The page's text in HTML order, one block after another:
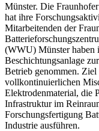
Münster. Die
hat ihre
Mitarbeitenden der
(WWU) Münster haben
Beschichtungsanlage
Betrieb genommen.
vollkontinuierlichen
Elektrodenmaterial, die
Infrastruktur im
Forschungsfertigung
Industrie ausführen.